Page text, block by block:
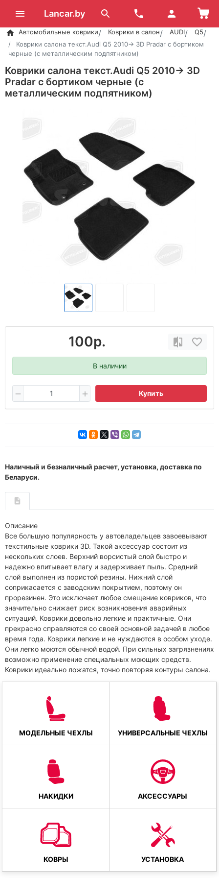
Lancar.by
Автомобильные коврики Коврики в салон AUDI
Q5
Коврики салона текст.Audi Q5 2010-> 3D Pradar с бортиком
черные (с металлическим подпятником)
Коврики салона текст.Audi Q5 2010-> 3D
Pradar с бортиком черные (с
металлическим подпятником)
100р.
В наличии
Купить
Наличный и безналичный расчет, установка, доставка по
Беларуси.
Описание
Все большую популярность у автовладельцев завоевывают
текстильные коврики 3D. Такой аксессуар состоит из
нескольких слоев. Верхний ворсистый слой быстро и
надежно впитывает влагу и задерживает пыль. Средний
слой выполнен из пористой резины. Нижний слой
соприкасается с заводским покрытием, поэтому он
прорезинен. Это исключает любое смещение ковриков, что
значительно снижает риск возникновения аварийных
ситуаций. Коврики довольно легкие и практичные. Они
прекрасно справляются со своей основной задачей в любое
время года. Коврики легкие и не нуждаются в особом уходе.
Они легко моются обычной водой. При сильных загрязнениях
возможно применение специальных моющих средств.
Коврики идеально ложатся, точно повторяя контуры салона.
МОДЕЛЬНЫЕ ЧЕХЛЫ УНИВЕРСАЛЬНЫЕ ЧЕХЛЫ
НАКИДКИ АКСЕССУАРЫ
КОВРЫ УСТАНОВКА